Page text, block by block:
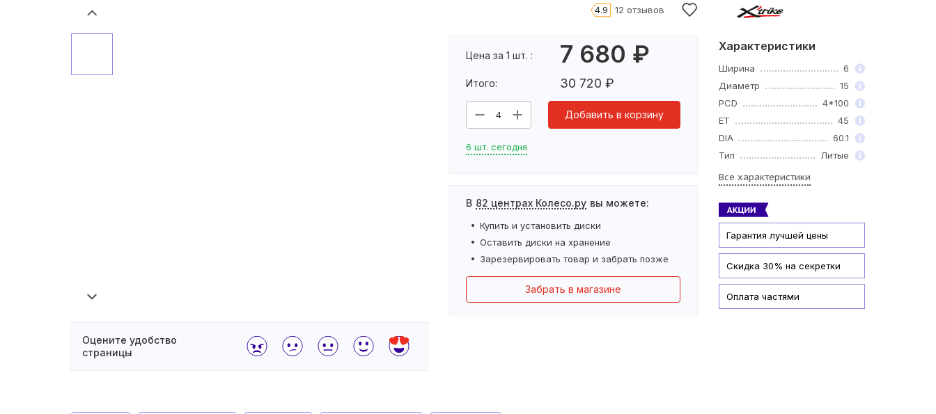
Оцените удобство
страницы
4.9 12 отзывов
Цена за 1 шт. : 7 680 ₽
Итого: 30 720 ₽
4 Добавить в корзину
6 шт. сегодня
В 82 центрах Колесо.ру вы можете:
Купить и установить диски
Оставить диски на хранение
Зарезервировать товар и забрать позже
Забрать в магазине
Характеристики
Ширина
6
Диаметр
15
PCD
4*100
ET
45
DIA
60.1
Тип
Литые
Все характеристики
Гарантия лучшей цены
Скидка 30% на секретки
Оплата частями